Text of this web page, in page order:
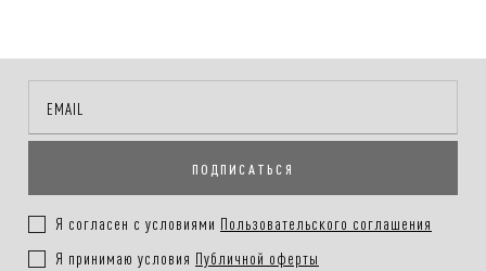
ПОДПИСАТЬСЯ
Я согласен с условиями Пользовательского соглашения
Я принимаю условия Публичной оферты